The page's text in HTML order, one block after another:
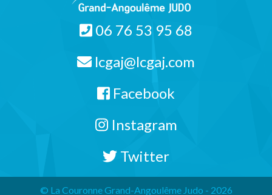
06 76 53 95 68
lcgaj@lcgaj.com
Facebook
Instagram
Twitter
© La Couronne Grand-Angoulême Judo - 2026